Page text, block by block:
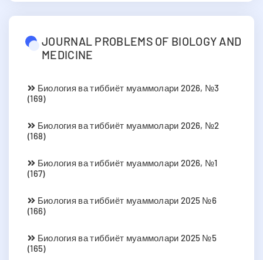
JOURNAL PROBLEMS OF BIOLOGY AND
MEDICINE
Биология ва тиббиёт муаммолари 2026, №3
(169)
Биология ва тиббиёт муаммолари 2026, №2
(168)
Биология ва тиббиёт муаммолари 2026, №1
(167)
Биология ва тиббиёт муаммолари 2025 №6
(166)
Биология ва тиббиёт муаммолари 2025 №5
(165)